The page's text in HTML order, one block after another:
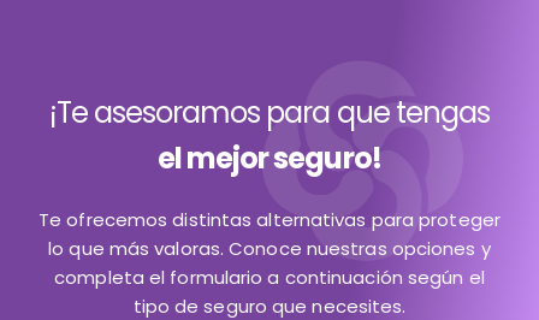
¡Te asesoramos para que tengas
el mejor seguro!
Te ofrecemos distintas alternativas para proteger
lo que más valoras. Conoce nuestras opciones y
completa el formulario a continuación según el
tipo de seguro que necesites.